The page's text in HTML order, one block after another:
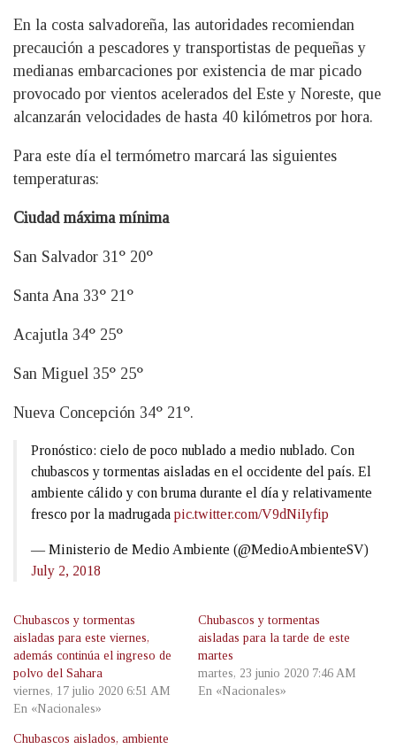
En la costa salvadoreña, las autoridades recomiendan
precaución a pescadores y transportistas de pequeñas y
medianas embarcaciones por existencia de mar picado
provocado por vientos acelerados del Este y Noreste, que
alcanzarán velocidades de hasta 40 kilómetros por hora.
Para este día el termómetro marcará las siguientes
temperaturas:
Ciudad máxima mínima
San Salvador 31° 20°
Santa Ana 33° 21°
Acajutla 34° 25°
San Miguel 35° 25°
Nueva Concepción 34° 21°.
Pronóstico: cielo de poco nublado a medio nublado. Con
chubascos y tormentas aisladas en el occidente del país. El
ambiente cálido y con bruma durante el día y relativamente
fresco por la madrugada pic.twitter.com/V9dNiIyfip
— Ministerio de Medio Ambiente (@MedioAmbienteSV)
July 2, 2018
Chubascos y tormentas
aisladas para este viernes,
además continúa el ingreso de
polvo del Sahara
viernes, 17 julio 2020 6:51 AM
En «Nacionales»
Chubascos y tormentas
aisladas para la tarde de este
martes
martes, 23 junio 2020 7:46 AM
En «Nacionales»
Chubascos aislados, ambiente